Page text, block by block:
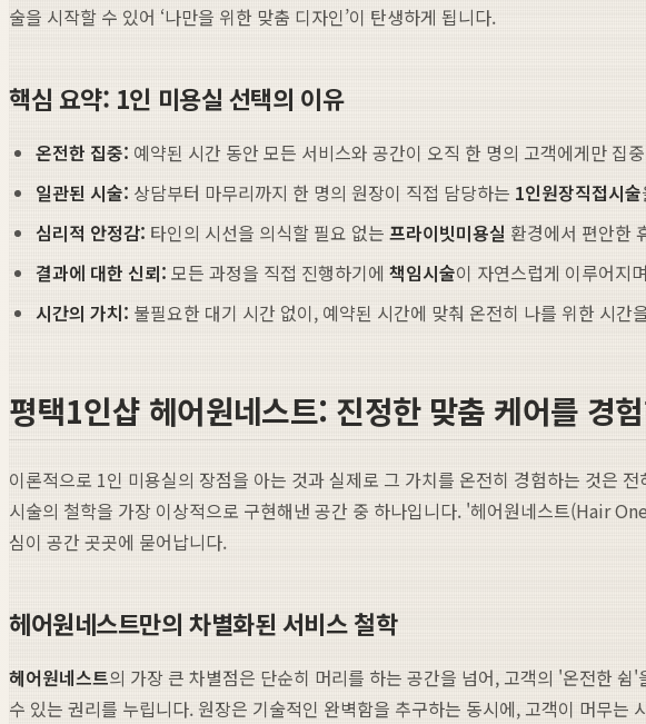
술을 시작할 수 있어 ‘나만을 위한 맞춤 디자인’이 탄생하게 됩니다.
핵심 요약: 1인 미용실 선택의 이유
온전한 집중: 예약된 시간 동안 모든 서비스와 공간이 오직 한 명의 고객에게만 집
일관된 시술: 상담부터 마무리까지 한 명의 원장이 직접 담당하는 1인원장직접시술
심리적 안정감: 타인의 시선을 의식할 필요 없는 프라이빗미용실 환경에서 편안한
결과에 대한 신뢰: 모든 과정을 직접 진행하기에 책임시술이 자연스럽게 이루어지
시간의 가치: 불필요한 대기 시간 없이, 예약된 시간에 맞춰 온전히 나를 위한 시간
평택1인샵 헤어원네스트: 진정한 맞춤 케어를 경
이론적으로 1인 미용실의 장점을 아는 것과 실제로 그 가치를 온전히 경험하는 것은
시술의 철학을 가장 이상적으로 구현해낸 공간 중 하나입니다. '헤어원네스트(Hair
심이 공간 곳곳에 묻어납니다.
헤어원네스트만의 차별화된 서비스 철학
헤어원네스트의 가장 큰 차별점은 단순히 머리를 하는 공간을 넘어, 고객의 '온전한
수 있는 권리를 누립니다. 원장은 기술적인 완벽함을 추구하는 동시에, 고객이 머무